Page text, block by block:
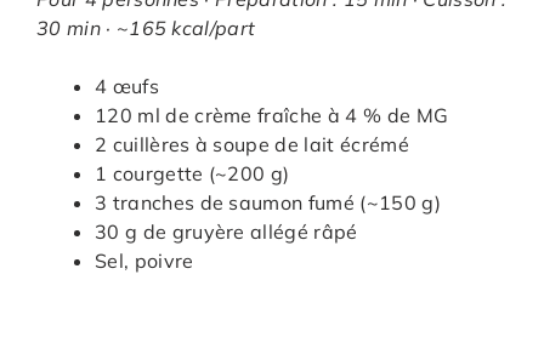
30 min · ~165 kcal/part
4 œufs
120 ml de crème fraîche à 4 % de MG
2 cuillères à soupe de lait écrémé
1 courgette (~200 g)
3 tranches de saumon fumé (~150 g)
30 g de gruyère allégé râpé
Sel, poivre